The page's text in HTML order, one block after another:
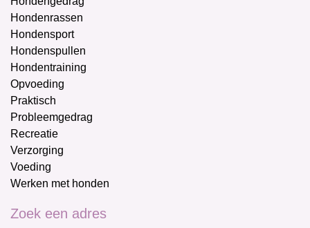
Hondenrassen
Hondensport
Hondenspullen
Hondentraining
Opvoeding
Praktisch
Probleemgedrag
Recreatie
Verzorging
Voeding
Werken met honden
Zoek een adres